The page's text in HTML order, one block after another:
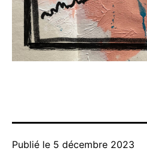
Publié le 5 décembre 2023